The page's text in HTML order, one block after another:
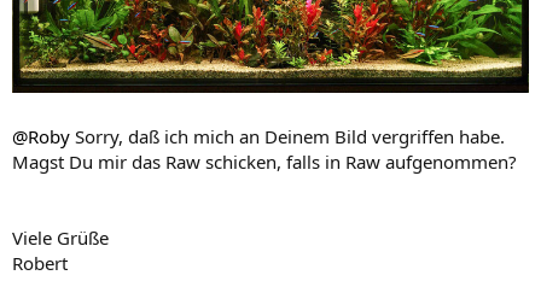
@Roby Sorry, daß ich mich an Deinem Bild vergriffen habe.
Magst Du mir das Raw schicken, falls in Raw aufgenommen?
Viele Grüße
Robert